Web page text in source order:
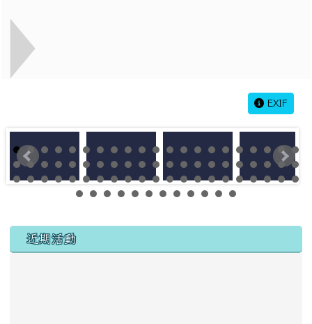
EXIF
左邊區域內容
近期活動